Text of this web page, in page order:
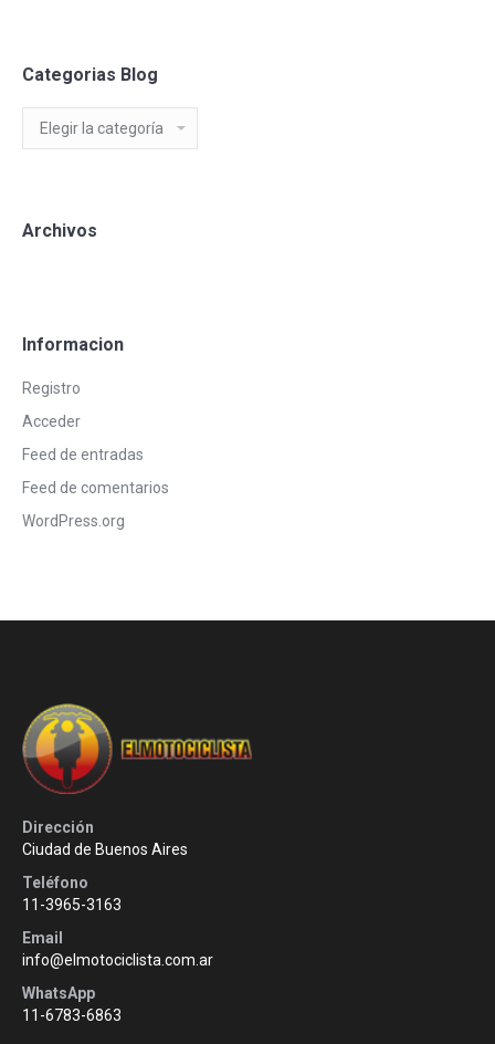
Categorias Blog
Categorias
Blog
Archivos
Informacion
Registro
Acceder
Feed de entradas
Feed de comentarios
WordPress.org
Dirección
Ciudad de Buenos Aires
Teléfono
11-3965-3163
Email
info@elmotociclista.com.ar
WhatsApp
11-6783-6863